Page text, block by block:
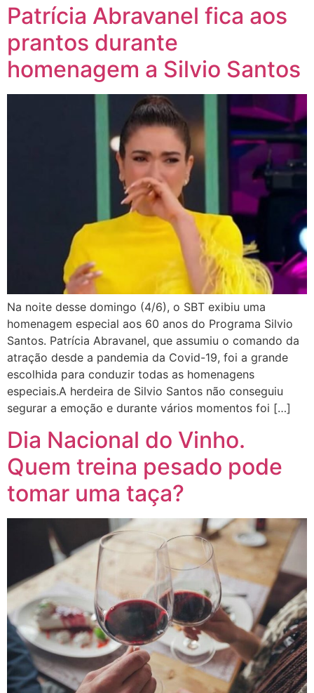
Patrícia Abravanel fica aos
prantos durante
homenagem a Silvio Santos
Na noite desse domingo (4/6), o SBT exibiu uma
homenagem especial aos 60 anos do Programa Silvio
Santos. Patrícia Abravanel, que assumiu o comando da
atração desde a pandemia da Covid-19, foi a grande
escolhida para conduzir todas as homenagens
especiais.A herdeira de Silvio Santos não conseguiu
segurar a emoção e durante vários momentos foi […]
Dia Nacional do Vinho.
Quem treina pesado pode
tomar uma taça?